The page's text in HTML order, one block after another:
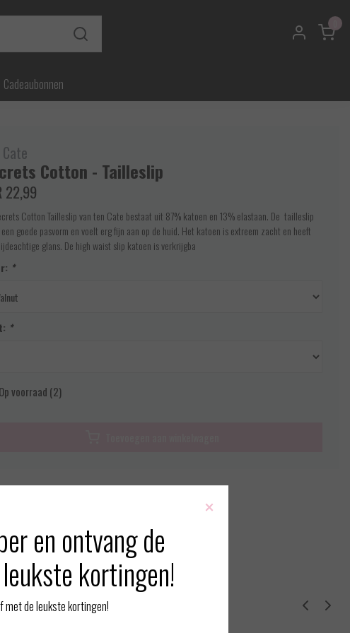
Cadeaubonnen
Cotton - Tailleslip
22,99
Cotton Tailleslip van ten Cate bestaat uit 87% katoen en 13% elastaan. De tailleslip
goede pasvorm en voelt erg fijn aan op de huid. Het katoen is extreem zacht en heeft
glans. De high waist slip katoen is verkrijgba
*
*
Op voorraad (2)
producten
×
en ontvang de
kortingen!
met de leukste kortingen!